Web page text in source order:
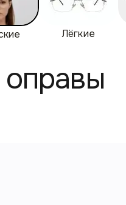
Лёгкие